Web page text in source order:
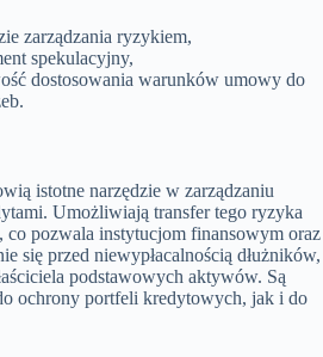
zarządzania ryzykiem,
spekulacyjny,
dostosowania warunków umowy do
istotne narzędzie w zarządzaniu
Umożliwiają transfer tego ryzyka
co pozwala instytucjom finansowym oraz
się przed niewypłacalnością dłużników,
podstawowych aktywów. Są
ochrony portfeli kredytowych, jak i do